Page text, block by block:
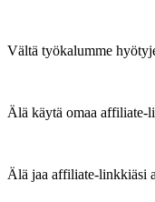
Vältä työkalumme
Älä käytä omaa affiliate-
Älä jaa affiliate-linkkiäsi